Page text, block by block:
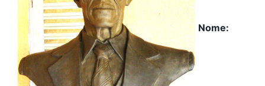
Nome: